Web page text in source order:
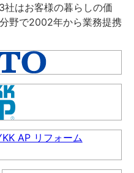
社はお客様の暮らしの価
野で2002年から業務提携